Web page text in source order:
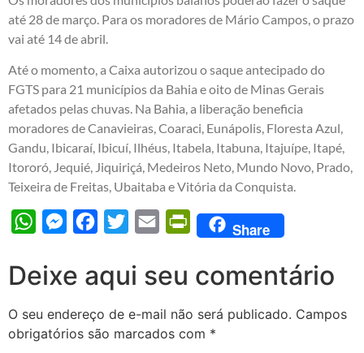
até 28 de março. Para os moradores de Mário Campos, o prazo
vai até 14 de abril.
Até o momento, a Caixa autorizou o saque antecipado do
FGTS para 21 municípios da Bahia e oito de Minas Gerais
afetados pelas chuvas. Na Bahia, a liberação beneficia
moradores de Canavieiras, Coaraci, Eunápolis, Floresta Azul,
Gandu, Ibicaraí, Ibicuí, Ilhéus, Itabela, Itabuna, Itajuípe, Itapé,
Itororó, Jequié, Jiquiriçá, Medeiros Neto, Mundo Novo, Prado,
Teixeira de Freitas, Ubaitaba e Vitória da Conquista.
WhatsAppMessengerFacebook
Twitter Email PrintFriendly
Share
Deixe aqui seu comentário
O seu endereço de e-mail não será publicado. Campos
obrigatórios são marcados com *